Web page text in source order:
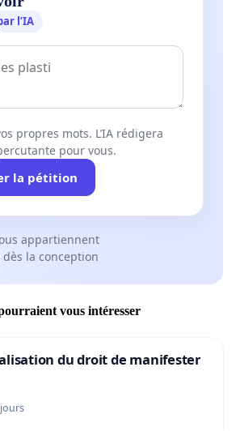
l’IA
propres mots. L’IA rédigera
pour vous.
la pétition
appartiennent
la conception
vous intéresser
du droit de manifester